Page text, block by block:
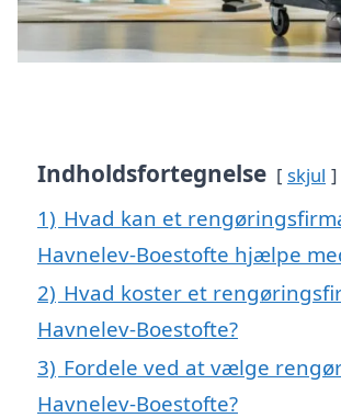
Indholdsfortegnelse skjul
1) Hvad kan et
Havnelev-Boestofte hjælpe
2) Hvad koster et
Havnelev-Boestofte?
3) Fordele ved at vælge
Havnelev-Boestofte?